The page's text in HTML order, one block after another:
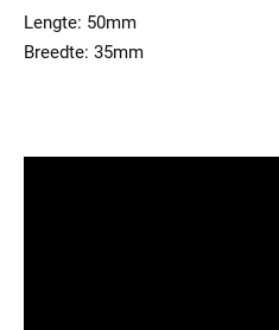
Lengte: 50mm
Breedte: 35mm